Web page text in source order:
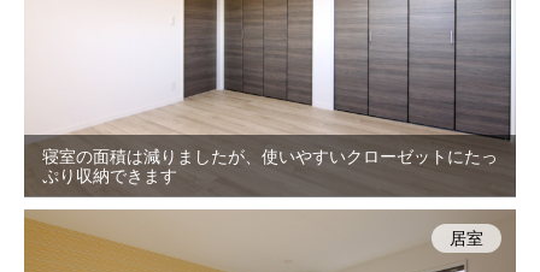
寝室の面積は減りましたが、使いやすいクローゼットにたっ
ぷり収納できます
居室